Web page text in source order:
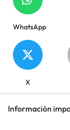
WhatsApp
X
Información